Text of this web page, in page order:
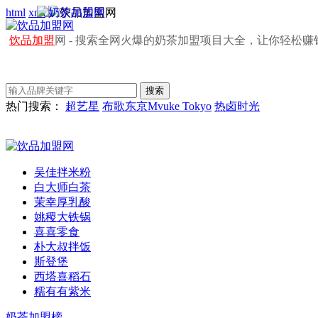
html xml
饮品加盟网 - 搜索全网火爆的奶茶加盟项目大全，让你轻松赚
热门搜索： 超艺星 布歌东京Mvuke Tokyo 热卤时光
吴佳拌米粉
白大师白茶
茉幸厚乳酸
姚稷大铁锅
喜喜零食
朴大叔拌饭
斯登堡
西塔喜稻石
糯有有紫米